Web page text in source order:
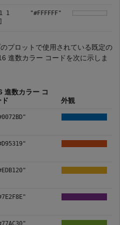
1
"#FFFFFF"
プロットで使用されている既定の
進数カラー コードを次に示しま
進数カラー コ
ド
外観